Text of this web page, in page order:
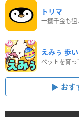
トリマ
一攫千金も
えみぅ 歩
おす